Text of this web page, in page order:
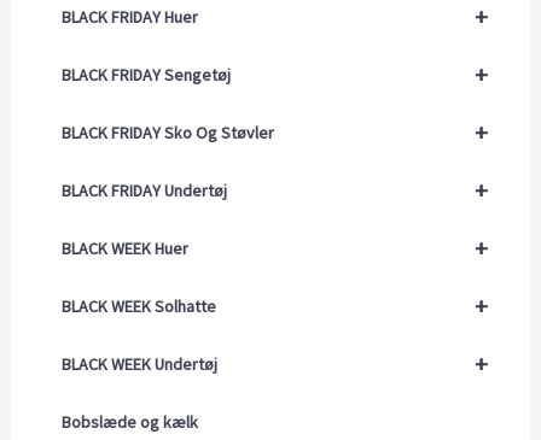
+
BLACK FRIDAY Huer
+
BLACK FRIDAY Sengetøj
+
BLACK FRIDAY Sko Og Støvler
+
BLACK FRIDAY Undertøj
+
BLACK WEEK Huer
+
BLACK WEEK Solhatte
+
BLACK WEEK Undertøj
Bobslæde og kælk